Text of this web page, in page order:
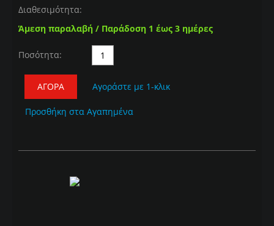
Διαθεσιμότητα:
Άμεση παραλαβή / Παράδοση 1 έως 3 ημέρες
Ποσότητα:
ΑΓΟΡΆ Αγοράστε με 1-κλικ
Προσθήκη στα Αγαπημένα